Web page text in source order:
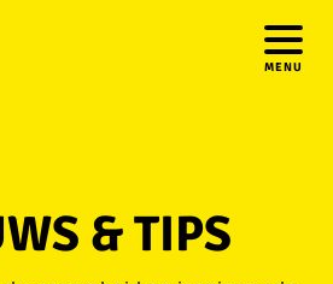
MENU
& TIPS